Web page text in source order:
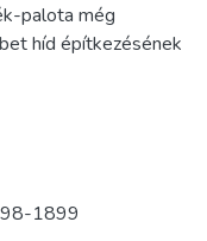
palota még
híd építkezésének
1899